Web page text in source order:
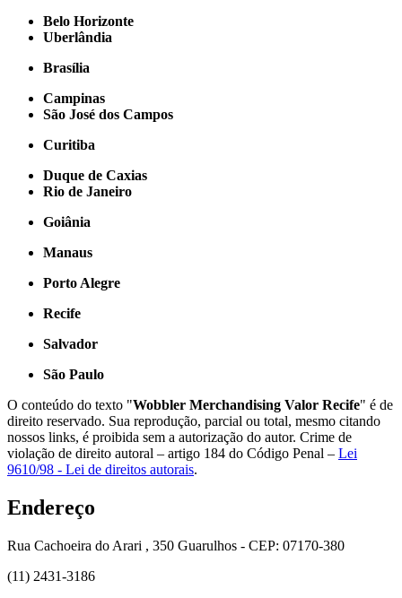
Belo Horizonte
Uberlândia
Brasília
Campinas
São José dos Campos
Curitiba
Duque de Caxias
Rio de Janeiro
Goiânia
Manaus
Porto Alegre
Recife
Salvador
São Paulo
O conteúdo do texto "Wobbler Merchandising Valor Recife" é de
direito reservado. Sua reprodução, parcial ou total, mesmo citando
nossos links, é proibida sem a autorização do autor. Crime de
violação de direito autoral – artigo 184 do Código Penal – Lei
9610/98 - Lei de direitos autorais.
Endereço
Rua Cachoeira do Arari , 350 Guarulhos - CEP: 07170-380
(11) 2431-3186